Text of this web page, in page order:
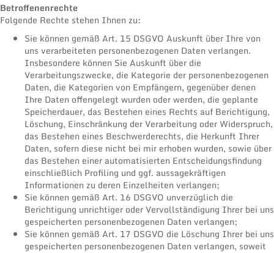
Betroffenenrechte
Folgende Rechte stehen Ihnen zu:
Sie können gemäß Art. 15 DSGVO Auskunft über Ihre von
uns verarbeiteten personenbezogenen Daten verlangen.
Insbesondere können Sie Auskunft über die
Verarbeitungszwecke, die Kategorie der personenbezogenen
Daten, die Kategorien von Empfängern, gegenüber denen
Ihre Daten offengelegt wurden oder werden, die geplante
Speicherdauer, das Bestehen eines Rechts auf Berichtigung,
Löschung, Einschränkung der Verarbeitung oder Widerspruch,
das Bestehen eines Beschwerderechts, die Herkunft Ihrer
Daten, sofern diese nicht bei mir erhoben wurden, sowie über
das Bestehen einer automatisierten Entscheidungsfindung
einschließlich Profiling und ggf. aussagekräftigen
Informationen zu deren Einzelheiten verlangen;
Sie können gemäß Art. 16 DSGVO unverzüglich die
Berichtigung unrichtiger oder Vervollständigung Ihrer bei uns
gespeicherten personenbezogenen Daten verlangen;
Sie können gemäß Art. 17 DSGVO die Löschung Ihrer bei uns
gespeicherten personenbezogenen Daten verlangen, soweit